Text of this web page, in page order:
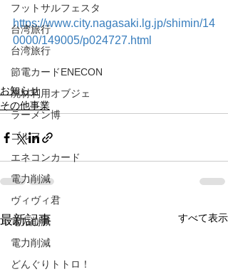
フットサルフェスタ
台湾旅行
台湾旅行
節電カードENECON
廃材利用オブジェ
ラーメン博
ゴルフ
エネコンカード
電力削減
ヴィヴィ君
電力削減
電力削減
どんぐりトトロ！
https://www.city.nagasaki.lg.jp/shimin/14
0000/149005/p024727.html
お知らせ
その他事業
最新記事 すべて表示